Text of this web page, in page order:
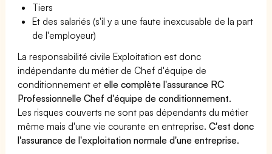
Tiers
Et des salariés (s'il y a une faute inexcusable de la part
de l'employeur)
La responsabilité civile Exploitation est donc
indépendante du métier de Chef d'équipe de
conditionnement etelle complète l'assurance RC
Professionnelle Chef d'équipe de conditionnement.
Les risques couverts ne sont pas dépendants du métier
même mais d'une vie courante en entreprise.C'est donc
l'assurance de l'exploitation normale d'une entreprise.